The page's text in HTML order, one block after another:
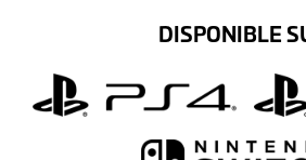
DISPONIBLE